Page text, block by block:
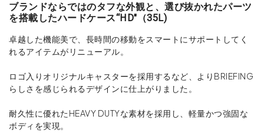
ブランドならではのタフな外観と、選び抜かれたパーツ
を搭載したハードケース“HD"（35L)
卓越した機能美で、長時間の移動をスマートにサポートしてく
れるアイテムがリニューアル。
ロゴ入りオリジナルキャスターを採用するなど、よりBRIEFING
らしさを感じられるデザインに仕上がりました。
耐久性に優れたHEAVY DUTYな素材を採用し、軽量かつ強固な
ボディを実現。